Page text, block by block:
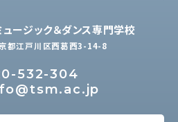
ージック＆ダンス専門学校
都江戸川区西葛西3-14-8
532-304